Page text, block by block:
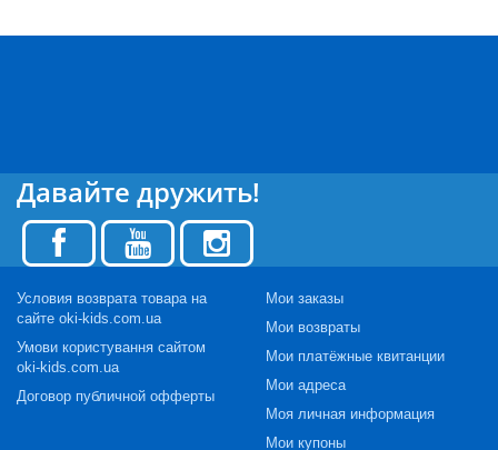
Давайте дружить!
Условия возврата товара на
сайте oki-kids.com.ua
Умови користування сайтом
oki-kids.com.ua
Договор публичной офферты
Мои заказы
Мои возвраты
Мои платёжные квитанции
Мои адреса
Моя личная информация
Мои купоны